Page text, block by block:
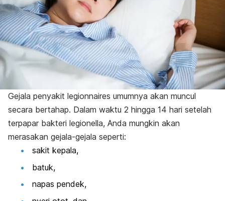
Gejala penyakit legionnaires umumnya akan muncul
secara bertahap. Dalam waktu 2 hingga 14 hari setelah
terpapar bakteri legionella, Anda mungkin akan
merasakan gejala-gejala seperti:
sakit kepala,
batuk,
napas pendek,